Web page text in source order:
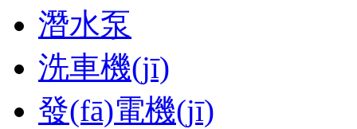
潛水泵
洗車機(jī)
發(fā)電機(jī)